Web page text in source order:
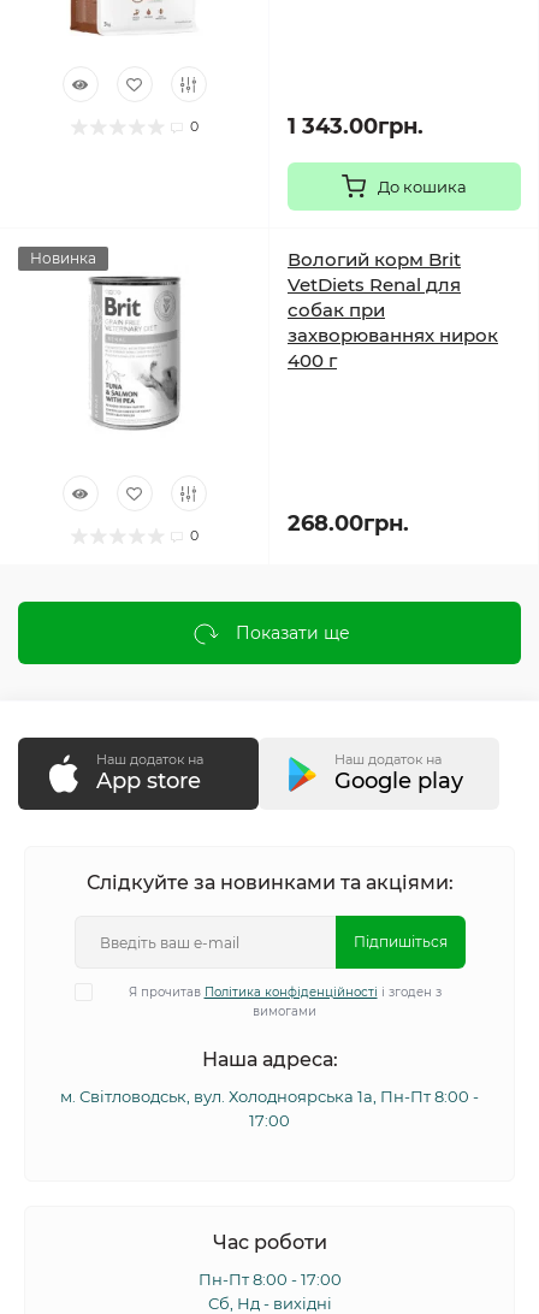
0 1 343.00грн.
До кошика
Новинка
0
Вологий корм Brit
VetDiets Renal для
собак при
захворюваннях нирок
400 г
268.00грн.
Показати ще
Наш додаток на
App store
Наш додаток на
Google play
Слідкуйте за новинками та акціями:
Підпишіться
Я прочитав Політика конфіденційності і згоден з
вимогами
Наша адреса:
м. Світловодськ, вул. Холодноярська 1а, Пн-Пт 8:00 -
17:00
Час роботи
Пн-Пт 8:00 - 17:00
Сб, Нд - вихідні